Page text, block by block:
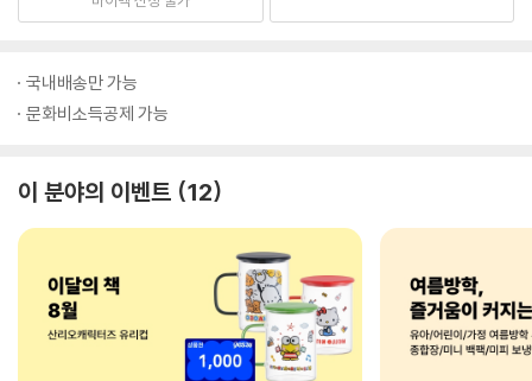
국내배송만 가능
문화비소득공제 가능
이 분야의 이벤트 12